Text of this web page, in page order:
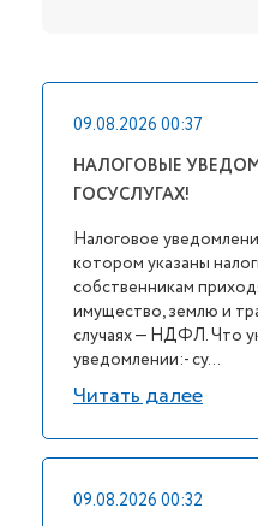
09.08.2026 00:37
НАЛОГОВЫЕ
ГОСУСЛУГАХ!
Налоговое
котором указаны
собственникам
имущество, землю и
случаях — НДФЛ. Что
уведомлении:- су...
Читать далее
09.08.2026 00:32